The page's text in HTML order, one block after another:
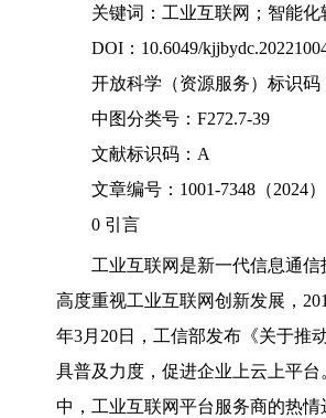
关键词：工业互联网；智能
DOI：10.6049/
开放科学（资源服务）标识
中图分类号：F272.7-39
文献标识码：A
文章编号：1001-7348（2024）
0 引言
工业互联网是新一代信息通
高度重视工业互联网创新发展，
年3月20日，工信部发布《关于推
具普及力度，促进企业上云上平
中，工业互联网平台服务商的热